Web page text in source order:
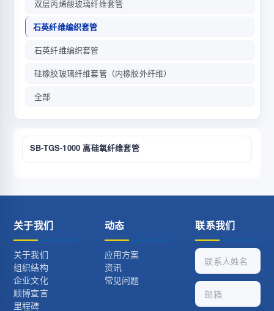
双层丙烯酸玻璃纤维套管
石英纤维编织套管
石英纤维编织套管
硅橡胶玻璃纤维套管（内橡胶外纤维）
全部
SB-TGS-1000 高硅氧纤维套管
关于我们
关于我们
组织结构
企业文化
顺博宣言
里程碑
动态
应用方案
资讯
常见问题
联系我们